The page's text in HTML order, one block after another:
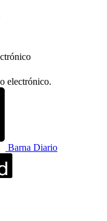
electrónico.
Barna Diario